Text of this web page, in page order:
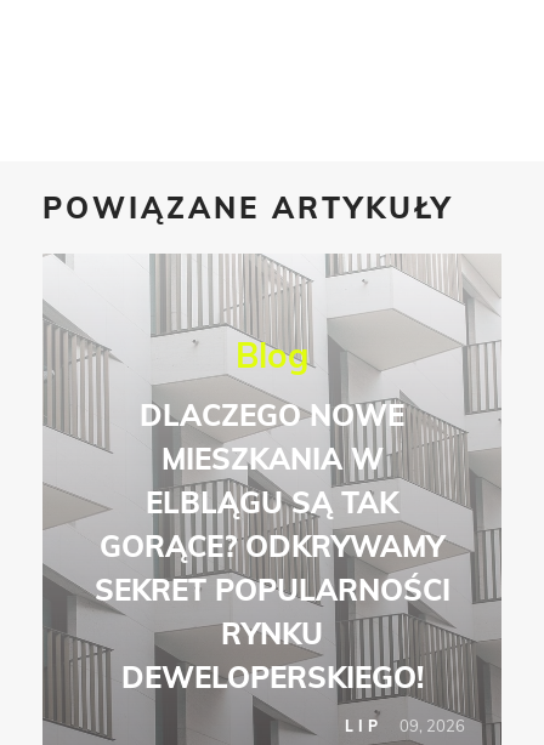
POWIĄZANE ARTYKUŁY
Blog
DLACZEGO NOWE
MIESZKANIA W
ELBLĄGU SĄ TAK
GORĄCE? ODKRYWAMY
SEKRET POPULARNOŚCI
RYNKU
DEWELOPERSKIEGO!
LIP 09, 2026